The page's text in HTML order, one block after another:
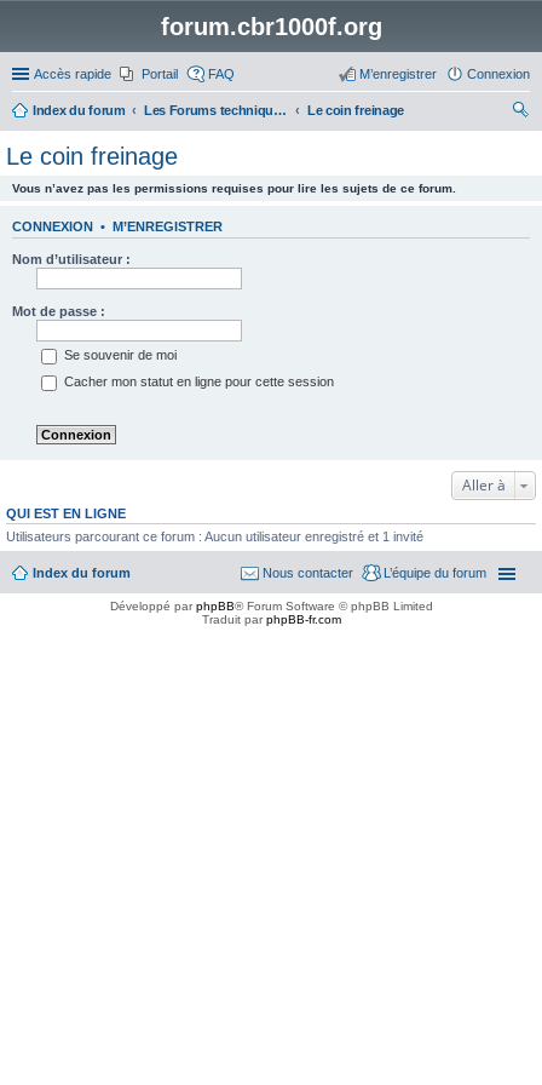
forum.cbr1000f.org
Accès rapide Portail FAQ Connexion
M’enregistrer
Index du forum Les Forums techniques des motos autres que le CBR 1000F
Le coin freinage
Le coin freinage
Vous n’avez pas les permissions requises pour lire les sujets de ce forum.
CONNEXION • M’ENREGISTRER
Nom d’utilisateur :
Mot de passe :
Se souvenir de moi
Cacher mon statut en ligne pour cette session
Aller à
QUI EST EN LIGNE
Utilisateurs parcourant ce forum : Aucun utilisateur enregistré et 1 invité
Index du forum L’équipe du forum
Nous contacter
Développé parphpBB® Forum Software © phpBB Limited
Traduit parphpBB-fr.com